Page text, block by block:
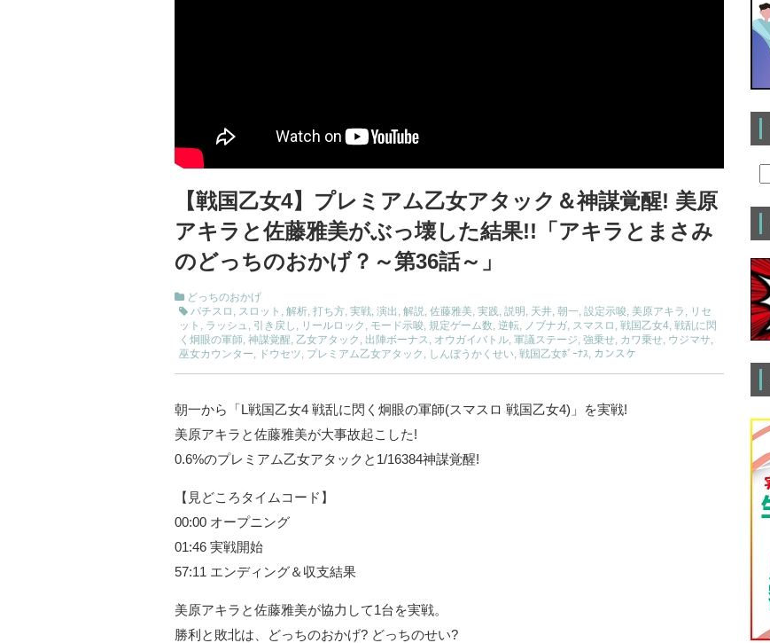
【戦国乙女4】プレミアム乙女アタック＆神謀覚醒! 美原
アキラと佐藤雅美がぶっ壊した結果!!「アキラとまさみ
のどっちのおかげ？～第36話～」
どっちのおかげ
パチスロ
スロット 解析 打ち方 実戦 演出 解説 佐藤雅美 実践 説明 天井 朝一 設定示唆 美原アキラ
リセ
ット
ラッシュ 引き戻し リールロック モード示唆 規定ゲーム数 逆転 ノブナガ スマスロ 戦国乙女4 戦乱に閃
く炯眼の軍師 神謀覚醒 乙女アタック 出陣ボーナス オウガイバトル 軍議ステージ 強乗せ カワ乗せ ウジマサ
巫女カウンター
ドウセツ プレミアム乙女アタック しんぼうかくせい 戦国乙女ﾎﾞｰﾅｽ カンスケ
朝一から「L戦国乙女4 戦乱に閃く炯眼の軍師(スマスロ 戦国乙女4)」を実戦!
美原アキラと佐藤雅美が大事故起こした!
0.6%のプレミアム乙女アタックと1/16384神謀覚醒!
【見どころタイムコード】
00:00 オープニング
01:46 実戦開始
57:11 エンディング＆収支結果
美原アキラと佐藤雅美が協力して1台を実戦。
勝利と敗北は、どっちのおかげ? どっちのせい?